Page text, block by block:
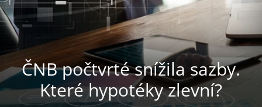
ČNB počtvrté snížila sazby.
Které hypotéky zlevní?